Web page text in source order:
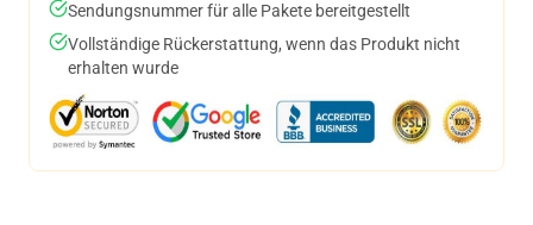
Sendungsnummer für alle Pakete bereitgestellt
Vollständige Rückerstattung, wenn das Produkt nicht
erhalten wurde